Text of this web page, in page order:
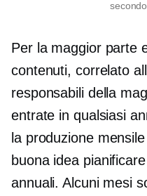
Per la maggior parte
contenuti, correlato
responsabili della
entrate in qualsiasi
la produzione
buona idea
annuali. Alcuni mesi